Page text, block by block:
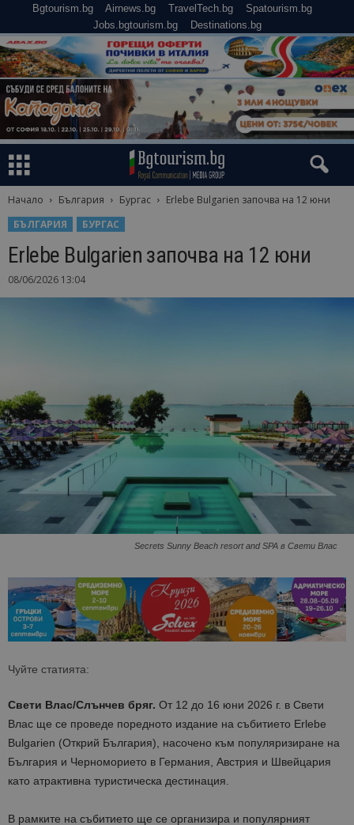
Bgtourism.bg Airnews.bg TravelTech.bg
Spatourism.bg
Jobs.bgtourism.bg
Destinations.bg
Начало България Бургас
Erlebe Bulgarien започва на 12 юни
БЪЛГАРИЯ
БУРГАС
Erlebe Bulgarien започва на 12 юни
08/06/2026 13:04
Secrets Sunny Beach resort and SPA в Свети Влас
Чуйте статията:
Свети Влас/Слънчев бряг. От 12 до 16 юни 2026 г. в Свети
Влас ще се проведе поредното издание на събитието Erlebe
Bulgarien (Открий България), насочено към популяризиране на
България и Черноморието в Германия, Австрия и Швейцария
като атрактивна туристическа дестинация.
В рамките на събитието ще се организира и популярният